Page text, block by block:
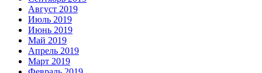
Август 2019
Июль 2019
Июнь 2019
Май 2019
Апрель 2019
Март 2019